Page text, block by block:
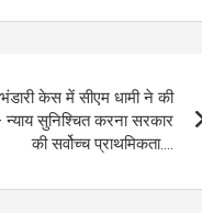
केस में सीएम धामी ने की
सुनिश्चित करना सरकार
की सर्वोच्च प्राथमिकता….